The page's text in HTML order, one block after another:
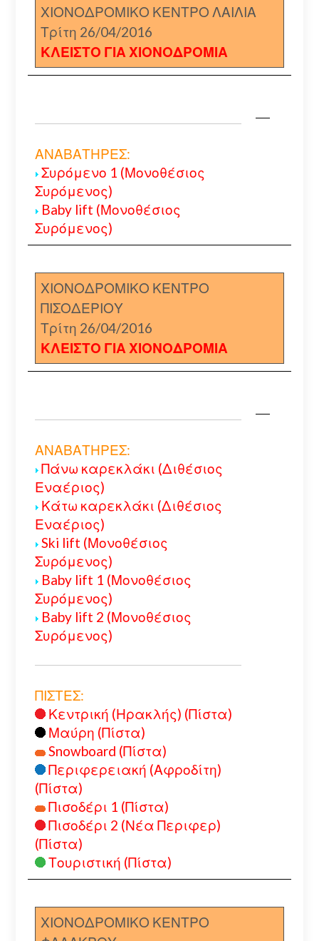
ΧΙΟΝΟΔΡΟΜΙΚΟ ΚΕΝΤΡΟ ΛΑΙΛΙΑ
Τρίτη 26/04/2016
ΚΛΕΙΣΤΟ ΓΙΑ ΧΙΟΝΟΔΡΟΜΙΑ
ΑΝΑΒΑΤΗΡΕΣ:
Συρόμενο 1 (Μονοθέσιος
Συρόμενος)
Baby lift (Μονοθέσιος
Συρόμενος)
ΧΙΟΝΟΔΡΟΜΙΚΟ ΚΕΝΤΡΟ
ΠΙΣΟΔΕΡΙΟΥ
Τρίτη 26/04/2016
ΚΛΕΙΣΤΟ ΓΙΑ ΧΙΟΝΟΔΡΟΜΙΑ
ΑΝΑΒΑΤΗΡΕΣ:
Πάνω καρεκλάκι (Διθέσιος
Εναέριος)
Κάτω καρεκλάκι (Διθέσιος
Εναέριος)
Ski lift (Μονοθέσιος
Συρόμενος)
Baby lift 1 (Μονοθέσιος
Συρόμενος)
Baby lift 2 (Μονοθέσιος
Συρόμενος)
ΠΙΣΤΕΣ:
Κεντρική (Ηρακλής) (Πίστα)
Μαύρη (Πίστα)
Snowboard (Πίστα)
Περιφερειακή (Αφροδίτη)
(Πίστα)
Πισοδέρι 1 (Πίστα)
Πισοδέρι 2 (Νέα Περιφερ)
(Πίστα)
Τουριστική (Πίστα)
ΧΙΟΝΟΔΡΟΜΙΚΟ ΚΕΝΤΡΟ